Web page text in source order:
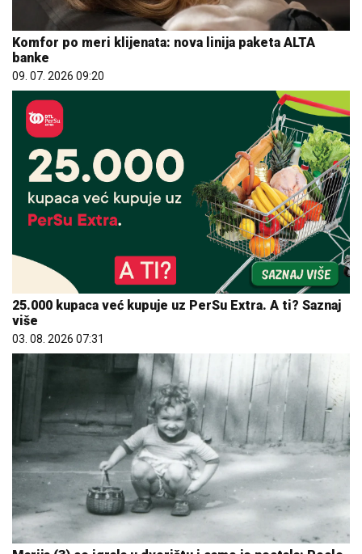
Komfor po meri klijenata: nova linija paketa ALTA
banke
09. 07. 2026 09:20
25.000 kupaca već kupuje uz PerSu Extra. A ti? Saznaj
više
03. 08. 2026 07:31